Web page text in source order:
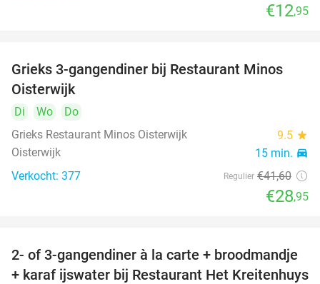
€12,95
30%
Grieks 3-gangendiner bij Restaurant Minos
Oisterwijk
Di Wo
Do
Grieks Restaurant Minos Oisterwijk
9.5 star
Oisterwijk 15 min. directions_car
Verkocht: 377 Regulier €41,60
€28,95
38%
2- of 3-gangendiner à la carte + broodmandje
+ karaf ijswater bij Restaurant Het Kreitenhuys